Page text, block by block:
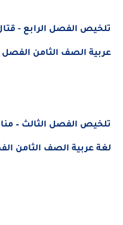
تلخيص الفصل الرابع -
عربية الصف الثامن الفصل
تلخيص الفصل الثالث –
لغة عربية الصف الثامن الفصل